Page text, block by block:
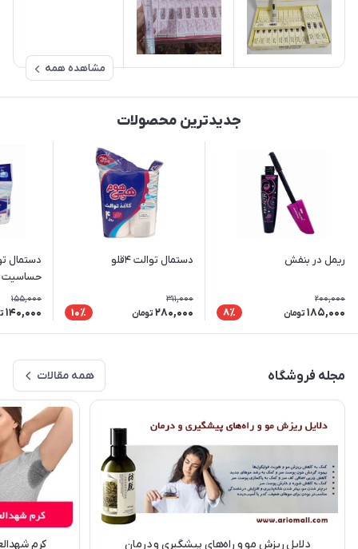
مشاهده همه
جدیدترین محصولات
ریمل در بنفش
200,000
185,000 تومان 8٪
دستمال توالت ۴قلو
311,000
280,000 تومان 10٪
دستمال
حساسیت
اقتصادی
155,000
140,000
مجله فروشگاه همه مقالات
دلایل ریزش مو و راه‌های پیشگیری و درمان کرم